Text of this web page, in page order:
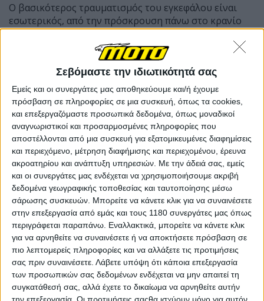
Σεβόμαστε την ιδιωτικότητά σας
Εμείς και οι συνεργάτες μας αποθηκεύουμε και/ή έχουμε
πρόσβαση σε πληροφορίες σε μια συσκευή, όπως τα cookies,
και επεξεργαζόμαστε προσωπικά δεδομένα, όπως μοναδικοί
αναγνωριστικοί και προσαρμοσμένες πληροφορίες που
αποστέλλονται από μια συσκευή για εξατομικευμένες διαφημίσεις
και περιεχόμενο, μέτρηση διαφήμισης και περιεχομένου, έρευνα
ακροατηρίου και ανάπτυξη υπηρεσιών. Με την άδειά σας, εμείς
και οι συνεργάτες μας ενδέχεται να χρησιμοποιήσουμε ακριβή
δεδομένα γεωγραφικής τοποθεσίας και ταυτοποίησης μέσω
σάρωσης συσκευών. Μπορείτε να κάνετε κλικ για να συναινέσετε
στην επεξεργασία από εμάς και τους 1180 συνεργάτες μας όπως
περιγράφεται παραπάνω. Εναλλακτικά, μπορείτε να κάνετε κλικ
για να αρνηθείτε να συναινέσετε ή να αποκτήσετε πρόσβαση σε
πιο λεπτομερείς πληροφορίες και να αλλάξετε τις προτιμήσεις
σας πριν συναινέσετε. Λάβετε υπόψη ότι κάποια επεξεργασία
των προσωπικών σας δεδομένων ενδέχεται να μην απαιτεί τη
συγκατάθεσή σας, αλλά έχετε το δικαίωμα να αρνηθείτε αυτήν
την επεξεργασία. Οι προτιμήσεις σαςθα ισχύουν μόνο για αυτόν
Ο βασικότερος τραυματισμός του εγκεφάλου είναι
εσωτερικός, από την πρόσκρουση πάνω στο κρανίο
όταν με βίαιο τρόπο σταματά η κινητικότητα που είχε
ήδη το σώμα. Τα κράνη αποτρέπουν το χτύπημα
εξωτερικά του κρανίου μας, προστατεύουν το
πρόσωπο και έπειτα έχουν μία σημαντική επιτυχία
στο να απορροφήσουν δυνάμεις ώστε ο τραυματισμός
του εγκεφάλου από το απότομο σταμάτημα να είναι
μικρότερος.
Θα μπορούσε ακριβώς αυτό να γίνει καλύτερο και
είναι το ζήτημα που έχει δώσει λύση η Mips για αυτό
και κατάφερε να γίνει μία εταιρεία εκατομμυρίων.
Το πρόβλημα τους προς την δική τους τώρα εξέλιξη
ήταν να επιτρέπουν μεγαλύτερα ποσοστά
κινητικότητας χωρίς να αυξάνουν τον όγκο του
κράνους και φυσικά, εκείνο που περισσότερο μας
καίει όλους μας, το βάρος.
Μία λύση όπως της Koroyd ήταν ιδανική και αυτό μου
το είχε ήδη αναλύσει σχεδόν δύο χρόνια πριν, ο
γιατρός που βρίσκεται πίσω από την Mips.
Εκείνο που έχει καταφέρει η Koroyd είναι να φτιάξει